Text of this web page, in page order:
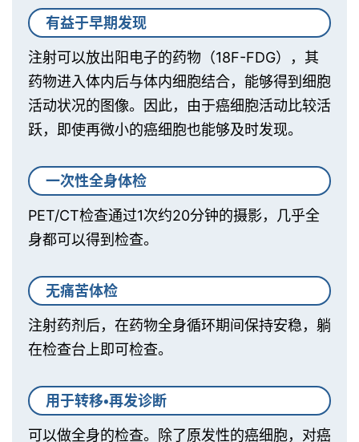
有益于早期发现
注射可以放出阳电子的药物（18F-FDG），其
药物进入体内后与体内细胞结合，能够得到细胞
活动状况的图像。因此，由于癌细胞活动比较活
跃，即使再微小的癌细胞也能够及时发现。
一次性全身体检
PET/CT检查通过1次约20分钟的摄影，几乎全
身都可以得到检查。
无痛苦体检
注射药剂后，在药物全身循环期间保持安稳，躺
在检查台上即可检查。
用于转移・再发诊断
可以做全身的检查。除了原发性的癌细胞，对癌